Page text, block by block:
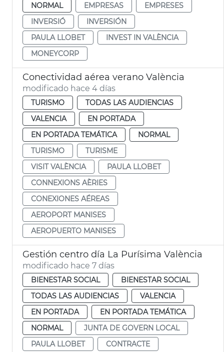
NORMAL
EMPRESAS
EMPRESES
INVERSIÓ
INVERSIÓN
PAULA LLOBET
INVEST IN VALÈNCIA
MONEYCORP
Conectividad aérea verano València
modificado hace 4 días
TURISMO
TODAS LAS AUDIENCIAS
VALENCIA
EN PORTADA
EN PORTADA TEMÁTICA
NORMAL
TURISMO
TURISME
VISIT VALÈNCIA
PAULA LLOBET
CONNEXIONS AÈRIES
CONEXIONES AÉREAS
AEROPORT MANISES
AEROPUERTO MANISES
Gestión centro día La Purísima València
modificado hace 7 días
BIENESTAR SOCIAL
BIENESTAR SOCIAL
TODAS LAS AUDIENCIAS
VALENCIA
EN PORTADA
EN PORTADA TEMÁTICA
NORMAL
JUNTA DE GOVERN LOCAL
PAULA LLOBET
CONTRACTE